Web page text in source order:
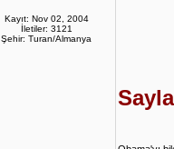
Kayıt: Nov 02, 2004
İletiler: 3121
Şehir: Turan/Almanya